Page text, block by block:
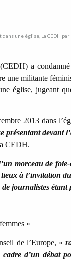
a
une militante
église, jugeant
2013 dans
présentant devant
CEDH.
morceau de
à l’invitation
journalistes étant
»
de l’Europe, «
d’un débat